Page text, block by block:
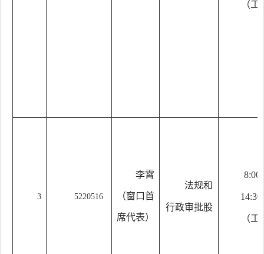
（
3 5220516
李霄
（窗口首
席代表）
法规和
行政审批股
（